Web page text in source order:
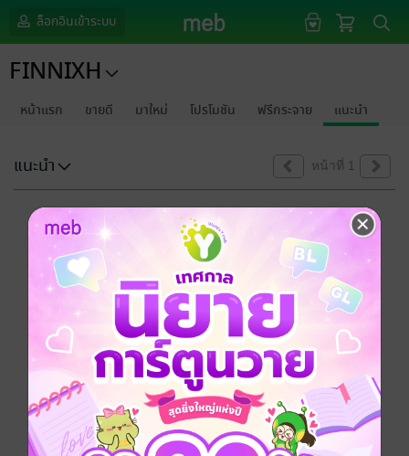
ล็อกอินเข้าระบบ
FINNIXH
หน้าแรก ขายดี มาใหม่ โปรโมชัน ฟรีกระจาย แนะนำ
แนะนำ หน้าที่ 1
ขออภัยด้วยนะคะ
ไม่พบข้อมูลในหัวข้อที่คุณกำลังชมค่ะ